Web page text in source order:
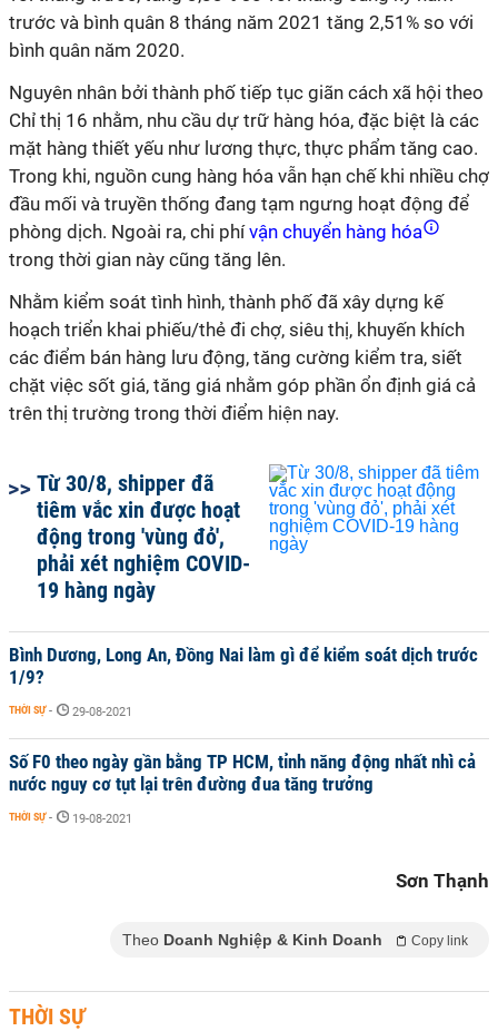
trước và bình quân 8 tháng năm 2021 tăng 2,51% so với
bình quân năm 2020.
Nguyên nhân bởi thành phố tiếp tục giãn cách xã hội theo
Chỉ thị 16 nhằm, nhu cầu dự trữ hàng hóa, đặc biệt là các
mặt hàng thiết yếu như lương thực, thực phẩm tăng cao.
Trong khi, nguồn cung hàng hóa vẫn hạn chế khi nhiều chợ
đầu mối và truyền thống đang tạm ngưng hoạt động để
phòng dịch. Ngoài ra, chi phívận chuyển hàng hóa
trong thời gian này cũng tăng lên.
Nhằm kiểm soát tình hình, thành phố đã xây dựng kế
hoạch triển khai phiếu/thẻ đi chợ, siêu thị, khuyến khích
các điểm bán hàng lưu động, tăng cường kiểm tra, siết
chặt việc sốt giá, tăng giá nhằm góp phần ổn định giá cả
trên thị trường trong thời điểm hiện nay.
Từ 30/8, shipper đã
tiêm vắc xin được hoạt
động trong 'vùng đỏ',
phải xét nghiệm COVID-
19 hàng ngày
Bình Dương, Long An, Đồng Nai làm gì để kiểm soát dịch trước
1/9?
THỜI SỰ - 29-08-2021
Số F0 theo ngày gần bằng TP HCM, tỉnh năng động nhất nhì cả
nước nguy cơ tụt lại trên đường đua tăng trưởng
THỜI SỰ - 19-08-2021
Sơn Thạnh
Theo Doanh Nghiệp & Kinh Doanh Copy link
THỜI SỰ